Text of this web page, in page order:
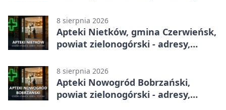
8 sierpnia 2026
Apteki Nietków, gmina Czerwieńsk,
powiat zielonogórski - adresy,
8 sierpnia 2026
Apteki Nowogród Bobrzański,
powiat zielonogórski - adresy,